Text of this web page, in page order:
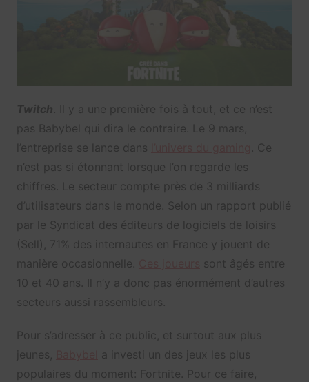
Twitch . Il y a une première fois à tout, et ce n’est
pas Babybel qui dira le contraire. Le 9 mars,
l’entreprise se lance dans
. Ce
n’est pas si étonnant lorsque l’on regarde les
chiffres. Le secteur compte près de 3 milliards
d’utilisateurs dans le monde. Selon un rapport publié
par le Syndicat des éditeurs de logiciels de loisirs
(Sell), 71% des internautes en France y jouent de
manière occasionnelle.
sont âgés entre
10 et 40 ans. Il n’y a donc pas énormément d’autres
secteurs aussi rassembleurs.
Pour s’adresser à ce public, et surtout aux plus
jeunes,
a investi un des jeux les plus
populaires du moment: Fortnite. Pour ce faire,